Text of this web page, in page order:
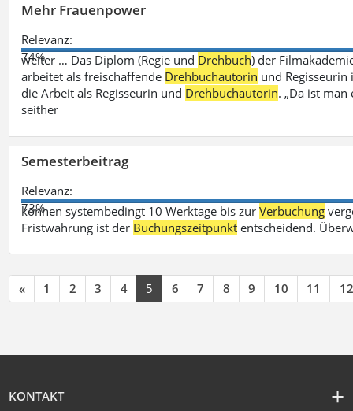
Mehr Frauenpower
Relevanz:
74%
weiter … Das Diplom (Regie und Drehbuch) der
arbeitet als freischaffende Drehbuchautorin und
die Arbeit als Regisseurin und Drehbuchautorin. „Da ist
seither
Semesterbeitrag
Relevanz:
73%
können systembedingt 10 Werktage bis zurVerbuchung
Fristwahrung ist der Buchungszeitpunkt entscheidend.
« 1 2 3 4 5 6 7 8 9 10 11 12
KONTAKT